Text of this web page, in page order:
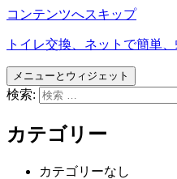
コンテンツへスキップ
トイレ交換、ネットで簡単
メニューとウィジェット
検索:
カテゴリー
カテゴリーなし